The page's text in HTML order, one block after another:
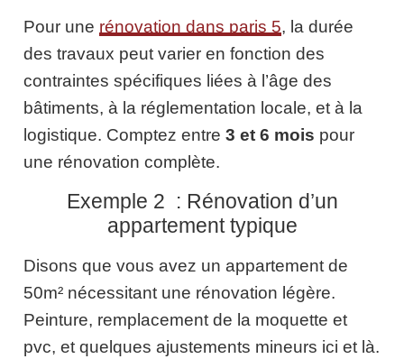
Pour une rénovation dans paris 5, la durée
des travaux peut varier en fonction des
contraintes spécifiques liées à l’âge des
bâtiments, à la réglementation locale, et à la
logistique. Comptez entre 3 et 6 mois pour
une rénovation complète.
Exemple 2 : Rénovation d’un
appartement typique
Disons que vous avez un appartement de
50m² nécessitant une rénovation légère.
Peinture, remplacement de la moquette et
pvc, et quelques ajustements mineurs ici et là.